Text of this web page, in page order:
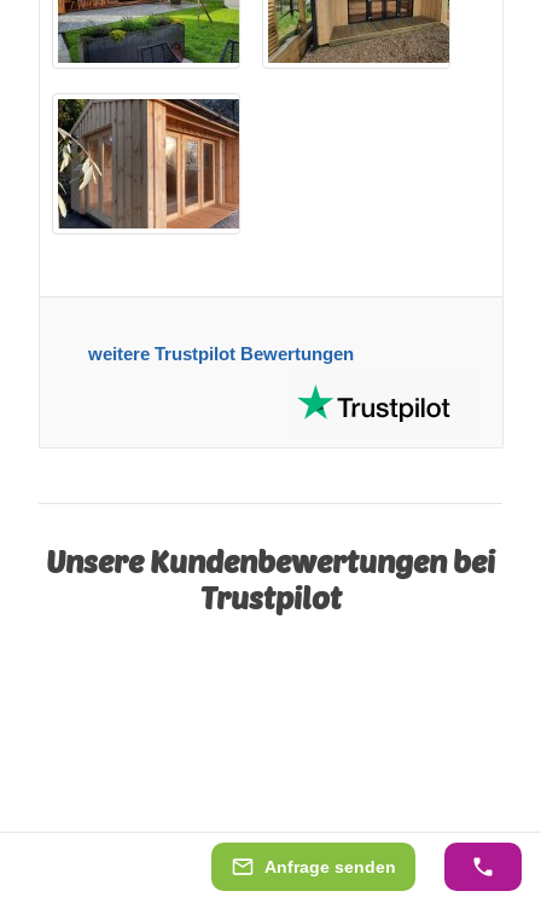
weitere Trustpilot Bewertungen
Anfrage senden
Unsere Kundenbewertungen bei
Trustpilot